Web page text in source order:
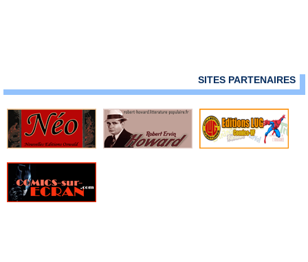
SITES PARTENAIRES